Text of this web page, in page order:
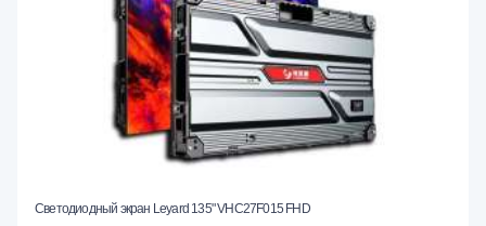
Светодиодный экран Leyard 135" VHC27F015 FHD